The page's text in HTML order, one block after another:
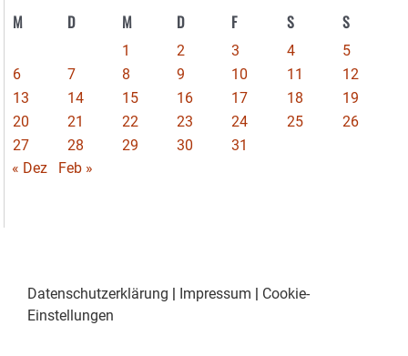
M D M D F S S
1 2 3 4
5
6
7 8 9 10 11
12
13
14 15 16 17 18
19
20
21 22 23 24 25
26
27
28 29 30
31
« Dez
Feb »
Datenschutzerklärung | Impressum | Cookie-
Einstellungen